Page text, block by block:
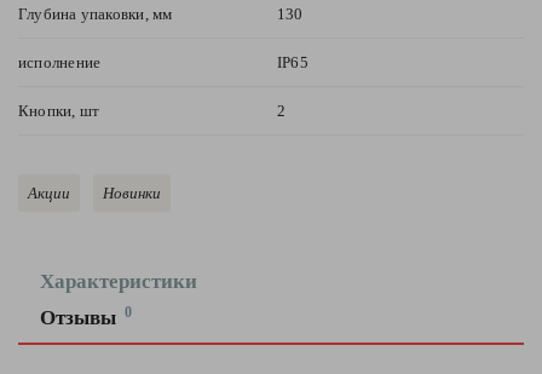
Глубина упаковки, мм 130
исполнение IP65
Кнопки, шт 2
Акции Новинки
Характеристики
Отзывы 0
Оставить